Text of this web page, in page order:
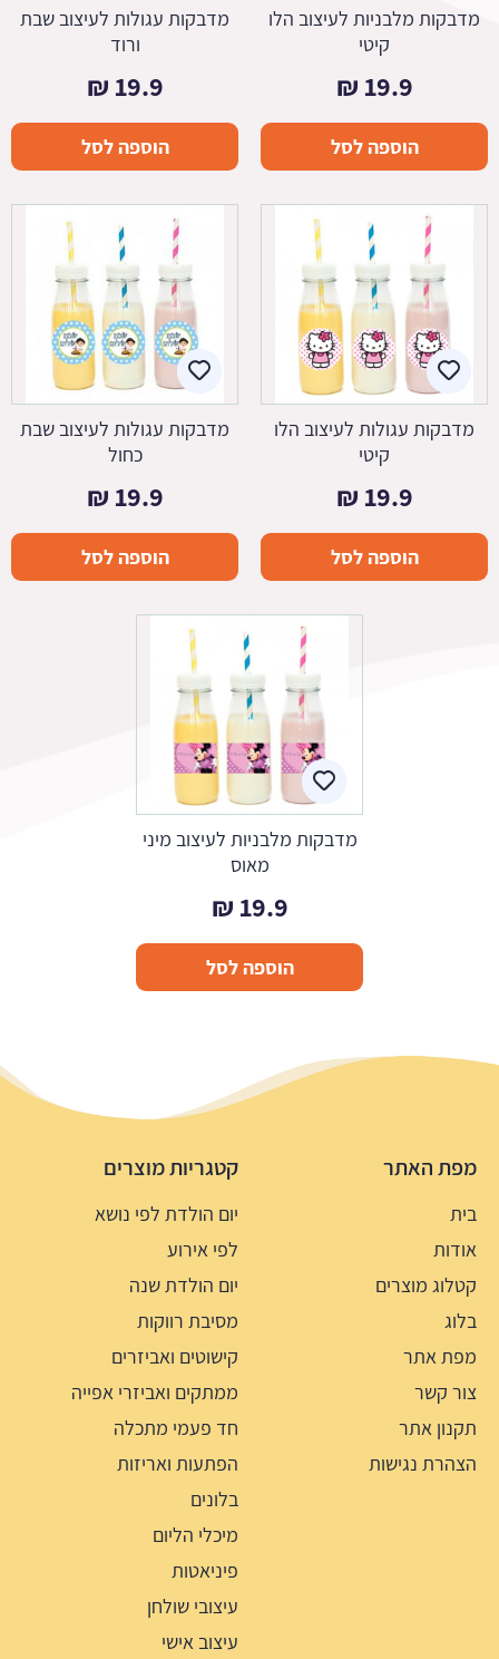
מדבקות מלבניות לעיצוב הלו
קיטי
19.9
₪
הוספה לסל
מדבקות עגולות לעיצוב שבת
ורוד
19.9
₪
הוספה לסל
מדבקות עגולות לעיצוב הלו
קיטי
19.9
₪
הוספה לסל
מדבקות עגולות לעיצוב שבת
כחול
19.9
₪
הוספה לסל
מדבקות מלבניות לעיצוב מיני
מאוס
19.9
₪
הוספה לסל
מפת האתר
בית
אודות
קטלוג מוצרים
בלוג
מפת אתר
צור קשר
תקנון אתר
הצהרת נגישות
קטגריות מוצרים
יום הולדת לפי נושא
לפי אירוע
יום הולדת שנה
מסיבת רווקות
קישוטים ואביזרים
ממתקים ואביזרי אפייה
חד פעמי מתכלה
הפתעות ואריזות
בלונים
מיכלי הליום
פיניאטות
עיצובי שולחן
עיצוב אישי